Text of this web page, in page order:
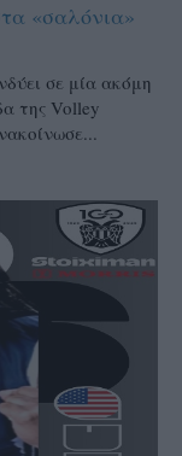
«σαλόνια»
σε μία ακόμη
της Volley